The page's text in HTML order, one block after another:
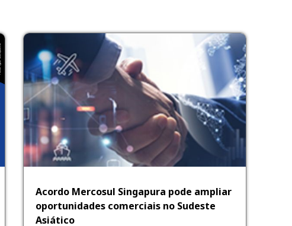
Acordo Mercosul Singapura pode ampliar
oportunidades comerciais no Sudeste
Asiático